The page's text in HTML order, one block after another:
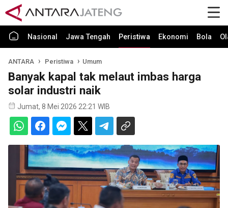
Nasional Jawa Tengah Peristiwa Ekonomi Bola
ANTARA Peristiwa Umum
Banyak kapal tak melaut imbas harga
solar industri naik
Jumat, 8 Mei 2026 22:21 WIB